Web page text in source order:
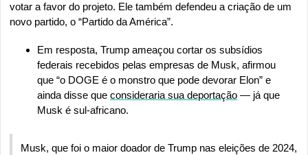
votar a favor do projeto. Ele também defendeu a criação de um
novo partido, o “Partido da América”.
Em resposta, Trump ameaçou cortar os subsídios
federais recebidos pelas empresas de Musk, afirmou
que “o DOGE é o monstro que pode devorar Elon” e
ainda disse que consideraria sua deportação — já que
Musk é sul-africano.
Musk, que foi o maior doador de Trump nas eleições de 2024,